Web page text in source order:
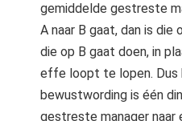
gemiddelde gestreste
A naar B gaat, dan is
die op B gaat doen, in
effe loopt te lopen. Dus
bewustwording is één
gestreste manager naar